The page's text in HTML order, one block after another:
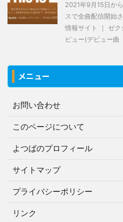
2021年9月15日か
スで全曲配信開始
情報サイト ｜ ゼ
ビュー(デビュー
メニュー
お問い合わせ
このページについて
よつばのプロフィール
サイトマップ
プライバシーポリシー
リンク